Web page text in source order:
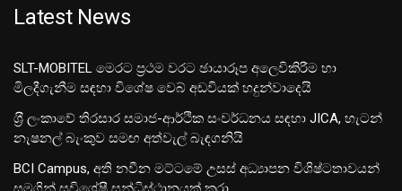
Latest News
SLT-MOBITEL මෙරට ප්‍රථම වරට ඡායාරූප අලෙවිකිරීම හා
මිලදීගැනීම සඳහා විශේෂ වෙබ් අඩවියක් හදුන්වාදෙයි
ශ‍්‍රී ලංකාවේ තිරසාර සමාජ-ආර්ථික සංවර්ධනය සඳහා JICA, හැටන්
නැෂනල් බැංකුව සමඟ අත්වැල් බැඳගනියි
BCI Campus, අති නවීන මට්ටමේ උසස් අධ්‍යාපන විශිෂ්ටතාවයන්